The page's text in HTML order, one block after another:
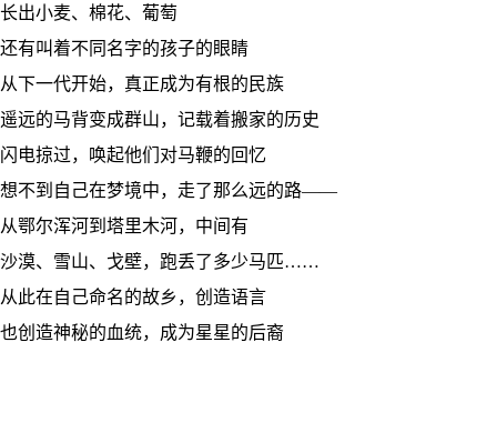
长出小麦、棉花、葡萄
还有叫着不同名字的孩子的眼睛
从下一代开始，真正成为有根的民族
遥远的马背变成群山，记载着搬家的历史
闪电掠过，唤起他们对马鞭的回忆
想不到自己在梦境中，走了那么远的路——
从鄂尔浑河到塔里木河，中间有
沙漠、雪山、戈壁，跑丢了多少马匹……
从此在自己命名的故乡，创造语言
也创造神秘的血统，成为星星的后裔